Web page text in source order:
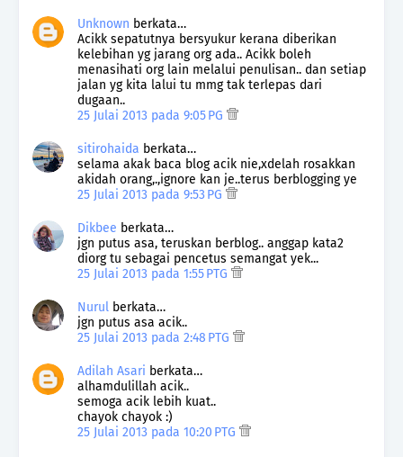
Unknown berkata…
Acikk sepatutnya bersyukur kerana diberikan
kelebihan yg jarang org ada.. Acikk boleh
menasihati org lain melalui penulisan.. dan setiap
jalan yg kita lalui tu mmg tak terlepas dari
dugaan..
25 Julai 2013 pada 9:05 PG
sitirohaida berkata…
selama akak baca blog acik nie,xdelah rosakkan
akidah orang,.,ignore kan je..terus berblogging ye
25 Julai 2013 pada 9:53 PG
Dikbee berkata…
jgn putus asa, teruskan berblog.. anggap kata2
diorg tu sebagai pencetus semangat yek...
25 Julai 2013 pada 1:55 PTG
Nurul berkata…
jgn putus asa acik..
25 Julai 2013 pada 2:48 PTG
Adilah Asari berkata…
alhamdulillah acik..
semoga acik lebih kuat..
chayok chayok :)
25 Julai 2013 pada 10:20 PTG